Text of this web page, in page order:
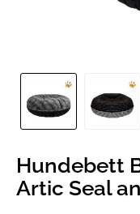
Hundebett
Artic Seal